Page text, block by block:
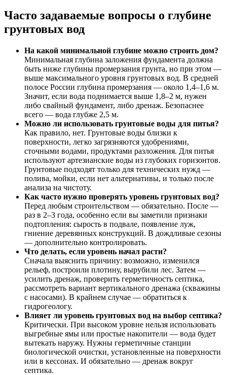
Часто задаваемые вопросы о глубине
грунтовых вод
На какой минимальной глубине можно строить дом?
Минимальная глубина заложения фундамента должна
быть ниже глубины промерзания грунта, но при этом —
выше максимального уровня грунтовых вод. В средней
полосе России глубина промерзания — около 1,4–1,6 м.
Значит, если вода поднимается выше 1,8–2 м, нужен
либо свайный фундамент, либо дренаж. Безопаснее
всего — вода глубже 2,5 м.
Можно ли использовать грунтовые воды для питья?
Как правило, нет. Грунтовые воды близки к
поверхности, легко загрязняются удобрениями,
сточными водами, продуктами разложения. Для питья
используют артезианские воды из глубоких горизонтов.
Грунтовые подходят только для технических нужд —
полива, мойки, если нет альтернативы, и только после
анализа на чистоту.
Как часто нужно проверять уровень грунтовых вод?
Перед любым строительством — обязательно. После —
раз в 2–3 года, особенно если вы заметили признаки
подтопления: сырость в подвале, появление луж,
гниение деревянных конструкций. В дождливые сезоны
— дополнительно контролировать.
Что делать, если уровень начал расти?
Сначала выяснить причину: возможно, изменился
рельеф, построили плотину, вырубили лес. Затем —
усилить дренаж, проверить герметичность септика,
рассмотреть вариант вертикального дренажа (скважины
с насосами). В крайнем случае — обратиться к
гидрогеологу.
Влияет ли уровень грунтовых вод на выбор септика?
Критически. При высоком уровне нельзя использовать
выгребные ямы или простые накопители — вода будет
вытекать наружу. Нужны герметичные станции
биологической очистки, установленные на поверхности
или в кессонах. И обязательно — дренаж вокруг
септика.